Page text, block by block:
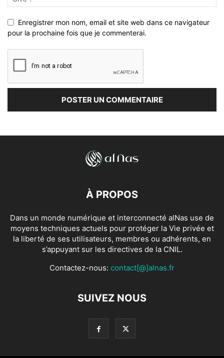
Enregistrer mon nom, email et site web dans ce navigateur
pour la prochaine fois que je commenterai.
À PROPOS
Dans un monde numérique et interconnecté alNas use de
moyens techniques actuels pour protéger la Vie privée et
la liberté de ses utilisateurs, membres ou adhérents, en
s’appuyant sur les directives de la CNIL.
Contactez-nous: contact[@]alnas.fr
SUIVEZ NOUS